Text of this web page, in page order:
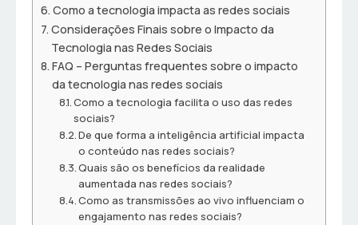
Como a tecnologia impacta as redes sociais
Considerações Finais sobre o Impacto da
Tecnologia nas Redes Sociais
FAQ – Perguntas frequentes sobre o impacto
da tecnologia nas redes sociais
Como a tecnologia facilita o uso das redes
sociais?
De que forma a inteligência artificial impacta
o conteúdo nas redes sociais?
Quais são os benefícios da realidade
aumentada nas redes sociais?
Como as transmissões ao vivo influenciam o
engajamento nas redes sociais?